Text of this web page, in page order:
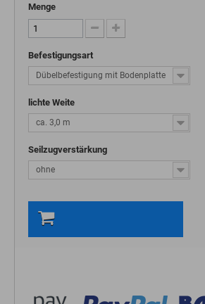
Menge
Befestigungsart
Dübelbefestigung mit Bodenplatte
lichte Weite
ca. 3,0 m
Seilzugverstärkung
ohne